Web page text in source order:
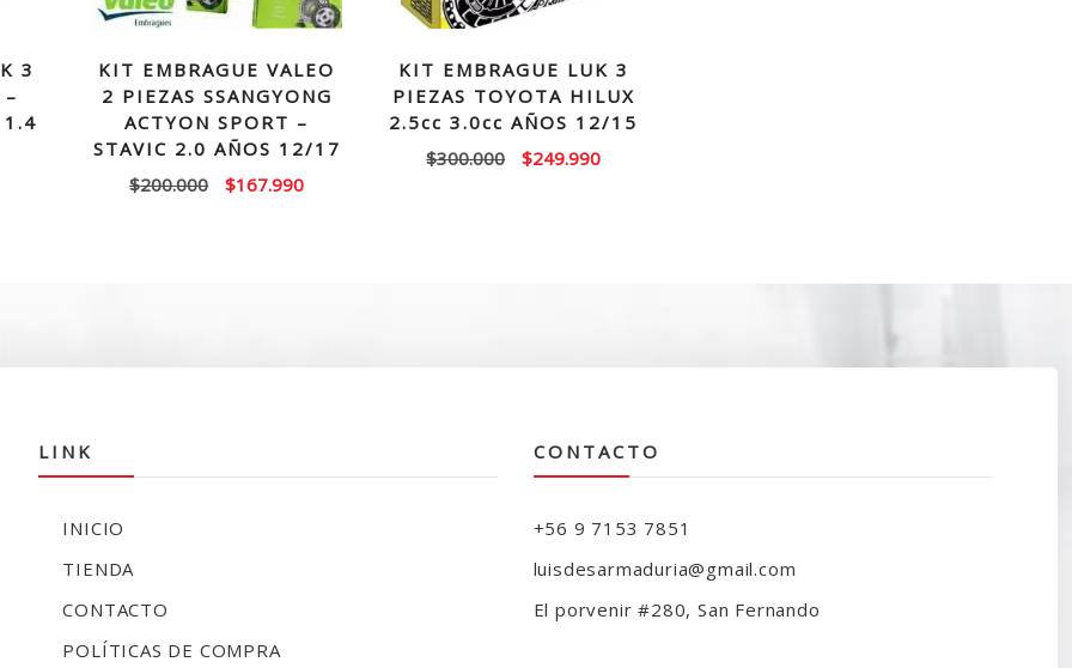
3
1.4
KIT EMBRAGUE VALEO
2 PIEZAS SSANGYONG
ACTYON SPORT –
STAVIC 2.0 AÑOS 12/17
$200.000
El
$167.990El
KIT EMBRAGUE LUK 3
PIEZAS TOYOTA HILUX
2.5cc 3.0cc AÑOS 12/15
$300.000
El
$249.990El
LINK
INICIO
TIENDA
CONTACTO
POLÍTICAS DE COMPRA
CONTACTO
+56 9 7153 7851
luisdesarmaduria@gmail.com
El porvenir #280, San Fernando